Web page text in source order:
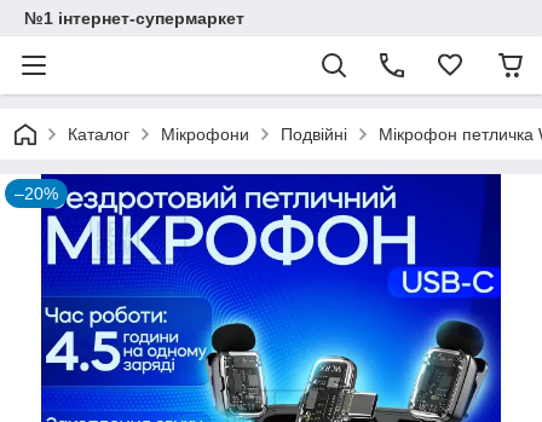
№1 інтернет-супермаркет
Каталог Мікрофони Подвійні Мікрофон петличка
–20%